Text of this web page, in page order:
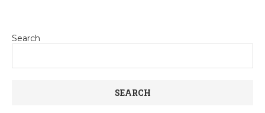
Search
SEARCH